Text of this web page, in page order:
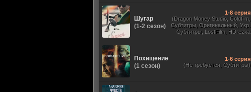
Шугар
(1-2 сезон)
1-8 серия
(Dragon Money Studio, Coldfilm,
Субтитры, Оригинальный, Укр.
Субтитры, LostFilm, HDrezka
Похищение
(1 сезон)
1-6 серия
(Не требуется, Субтитры)